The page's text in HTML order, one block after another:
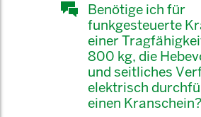
Benötige ich für
funkgesteuerte
einer
800 kg, die
und seitliches
elektrisch
einen Kranschein?